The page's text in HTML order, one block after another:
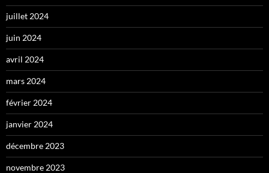
juillet 2024
juin 2024
avril 2024
mars 2024
février 2024
janvier 2024
décembre 2023
novembre 2023